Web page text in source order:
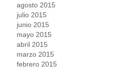
agosto 2015
julio 2015
junio 2015
mayo 2015
abril 2015
marzo 2015
febrero 2015